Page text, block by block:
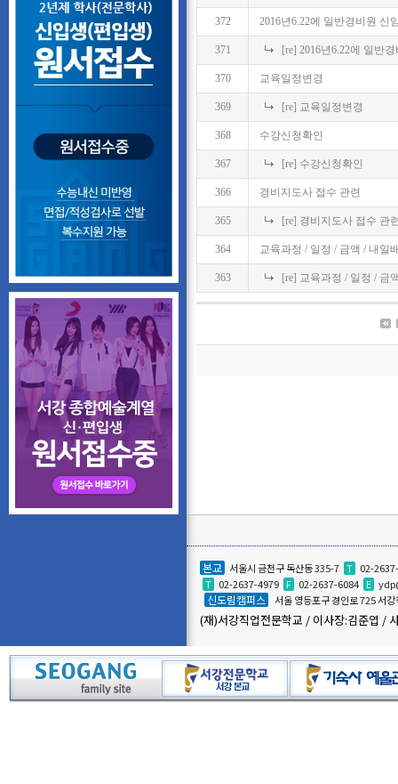
372 2016년6.22에 일반경비원 신
371 [re] 2016년6.22에 일반
370 교육일정변경
369 [re] 교육일정변경
368 수강신청확인
367 [re] 수강신청확인
366 경비지도사 접수 관련
365 [re] 경비지도사 접수 관
364 교육과정 / 일정 / 금액 / 내일
363 [re] 교육과정 / 일정 / 금
본교 서울시 금천구 독산동 335-7 T 02-
T 02-2637-4979 F 02-2637-6084 E
신도림캠퍼스 서울 영등포구 경인로 725 서
(재)서강직업전문학교 / 이사장:김준엽 /